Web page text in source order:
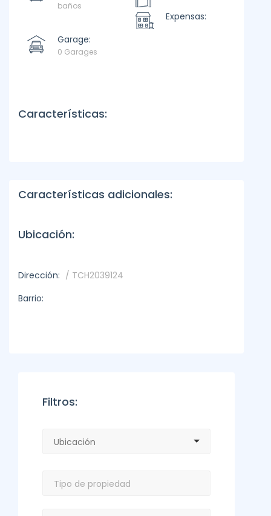
baños
Expensas:
Garage:
0 Garages
Características:
Características adicionales:
Ubicación:
Dirección: / TCH2039124
Barrio:
Filtros: